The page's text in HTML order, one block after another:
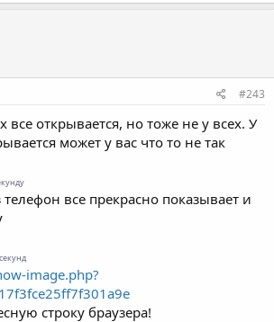
#243
все открывается, но тоже не у всех. У
может у вас что то не так
все прекрасно показывает и
image.php?
строку браузера!